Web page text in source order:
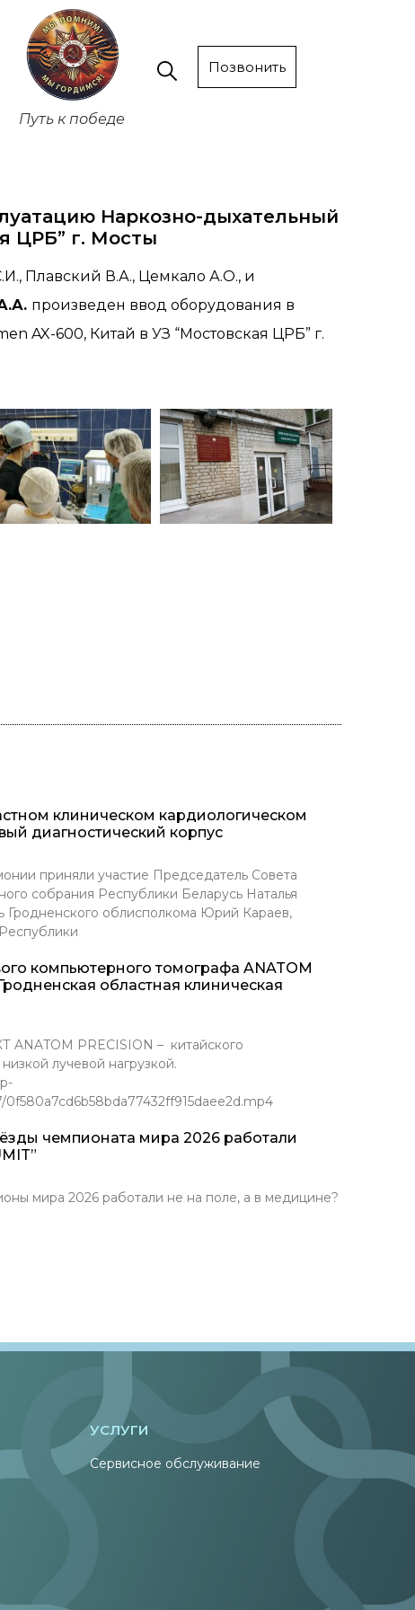
Путь к победе
Позвонить
Наркозно-дыхательный
ЦРБ” г. Мосты
Плавский В.А., Цемкало А.О., и
произведен ввод оборудования в
AX-600, Китай в УЗ “Мостовская ЦРБ” г.
клиническом кардиологическом
диагностический корпус
приняли участие Председатель Совета
собрания Республики Беларусь Наталья
Гродненского облисполкома Юрий Караев,
компьютерного томографа ANATOM
областная клиническая
ANATOM PRECISION – китайского
лучевой нагрузкой.
чемпионата мира 2026 работали
мира 2026 работали не на поле, а в медицине?
УСЛУГИ
Сервисное обслуживание